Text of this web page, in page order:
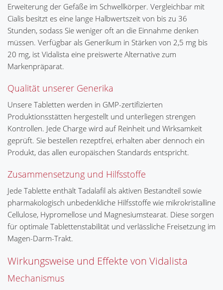
Erweiterung der Gefäße im Schwellkörper. Vergleichbar mit
Cialis besitzt es eine lange Halbwertszeit von bis zu 36
Stunden, sodass Sie weniger oft an die Einnahme denken
müssen. Verfügbar als Generikum in Stärken von 2,5 mg bis
20 mg, ist Vidalista eine preiswerte Alternative zum
Markenpräparat.
Qualität unserer Generika
Unsere Tabletten werden in GMP-zertifizierten
Produktionsstätten hergestellt und unterliegen strengen
Kontrollen. Jede Charge wird auf Reinheit und Wirksamkeit
geprüft. Sie bestellen rezeptfrei, erhalten aber dennoch ein
Produkt, das allen europäischen Standards entspricht.
Zusammensetzung und Hilfsstoffe
Jede Tablette enthält Tadalafil als aktiven Bestandteil sowie
pharmakologisch unbedenkliche Hilfsstoffe wie mikrokristalline
Cellulose, Hypromellose und Magnesiumstearat. Diese sorgen
für optimale Tablettenstabilität und verlässliche Freisetzung im
Magen-Darm-Trakt.
Wirkungsweise und Effekte von Vidalista
Mechanismus